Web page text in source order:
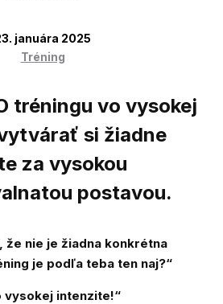
januára 2025
Tréning
tréningu vo vysokej
si žiadne
za vysokou
postavou.
že nie je žiadna konkrétna
je podľa teba ten naj?“
vysokej intenzite!“